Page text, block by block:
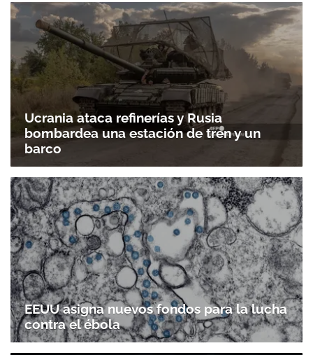
Ucrania ataca refinerías y Rusia
bombardea una estación de tren y un
barco
EEUU asigna nuevos fondos para la lucha
contra el ébola